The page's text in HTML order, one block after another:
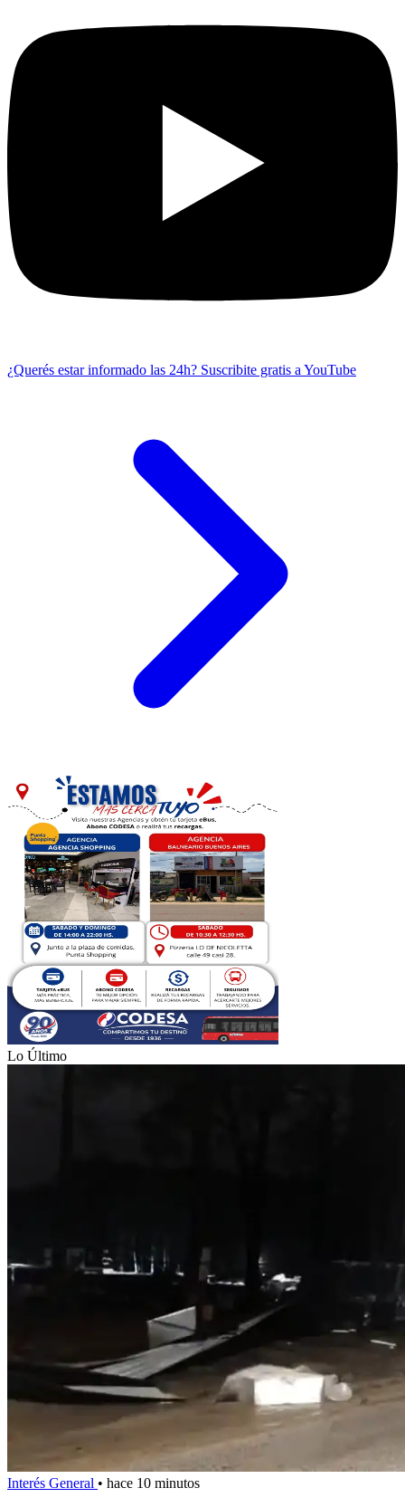
¿Querés estar informado las 24h? Suscribite gratis a YouTube
Lo Último
Interés General • hace 10 minutos